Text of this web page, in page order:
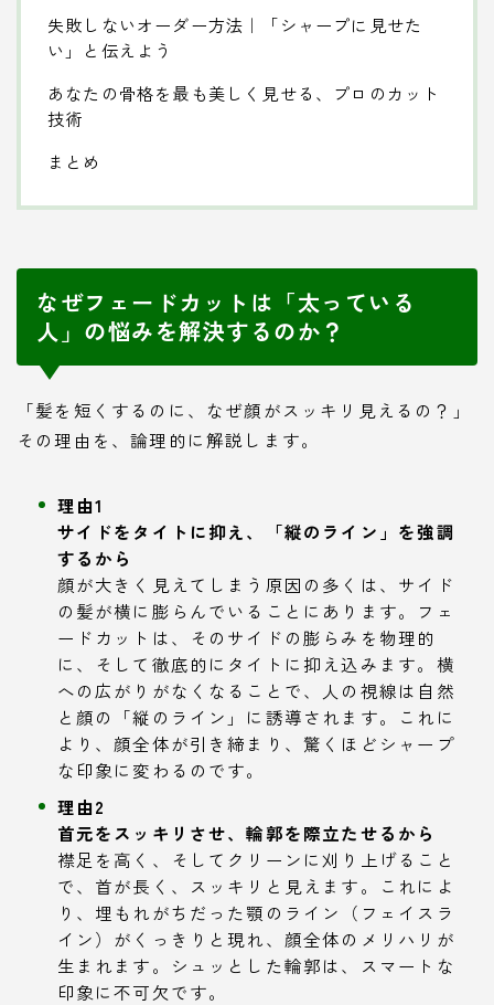
失敗しないオーダー方法｜「シャープに見せた
い」と伝えよう
あなたの骨格を最も美しく見せる、プロのカット
技術
まとめ
なぜフェードカットは「太っている
人」の悩みを解決するのか？
「髪を短くするのに、なぜ顔がスッキリ見えるの？」
その理由を、論理的に解説します。
理由1
サイドをタイトに抑え、「縦のライン」を強調
するから
顔が大きく見えてしまう原因の多くは、サイド
の髪が横に膨らんでいることにあります。フェ
ードカットは、そのサイドの膨らみを物理的
に、そして徹底的にタイトに抑え込みます。横
への広がりがなくなることで、人の視線は自然
と顔の「縦のライン」に誘導されます。これに
より、顔全体が引き締まり、驚くほどシャープ
な印象に変わるのです。
理由2
首元をスッキリさせ、輪郭を際立たせるから
襟足を高く、そしてクリーンに刈り上げること
で、首が長く、スッキリと見えます。これによ
り、埋もれがちだった顎のライン（フェイスラ
イン）がくっきりと現れ、顔全体のメリハリが
生まれます。シュッとした輪郭は、スマートな
印象に不可欠です。